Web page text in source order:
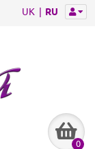
UK RU
0